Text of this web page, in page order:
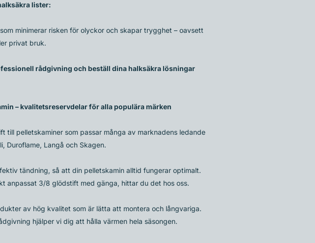
lister:
minimerar risken för olyckor och skapar trygghet – oavsett
privat bruk.
rådgivning och beställ dina halksäkra lösningar
– kvalitetsreservdelar för alla populära märken
pelletskaminer som passar många av marknadens ledande
Duroflame, Langå och Skagen.
tändning, så att din pelletskamin alltid fungerar optimalt.
anpassat 3/8 glödstift med gänga, hittar du det hos oss.
av hög kvalitet som är lätta att montera och långvariga.
hjälper vi dig att hålla värmen hela säsongen.